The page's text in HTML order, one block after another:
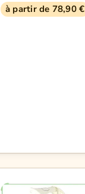
à partir de 78,90 €